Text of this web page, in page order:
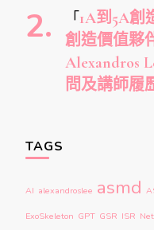
「1A到5A創
創造價值夥
Alexandros
問及講師履
TAGS
AI alexandroslee asmd
ExoSkeleton GPT GSR ISR